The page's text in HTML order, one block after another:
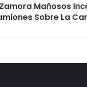
Mañosos
Sobre La